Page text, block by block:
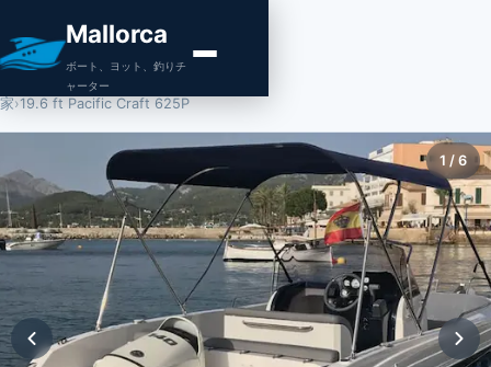
Mallorca
ボート、ヨット、釣りチ
ャーター
家›19.6 ft Pacific Craft 625P
1 /6